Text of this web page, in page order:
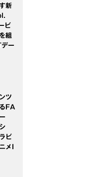
新
ビ
組
ー
ツ
FA
ビ
メI